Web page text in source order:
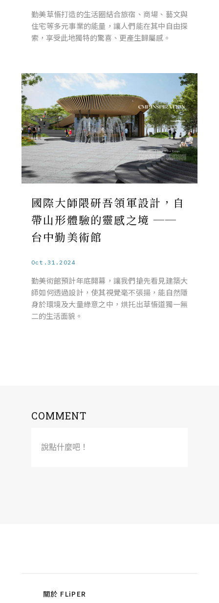
勤美草悟打造的生活圈結合旅宿、商場、藝文與
住宅等多元事業的能量，讓人們能在其中自由探
索，享受此地獨特的驚喜、更產生歸屬感。
國際大師隈研吾領軍設計，自
帶山形體驗的靈感之境 ──
台中勤美術館
Oct.31.2024
勤美術館預計年底開幕，讓我們搶先看見建築大
師如何透過設計，使其視覺毫不張揚，能自然隱
身於環境及大量綠意之中，烘托出草悟道獨一無
二的生活面貌。
COMMENT
說點什麼吧！
關於 FLiPER